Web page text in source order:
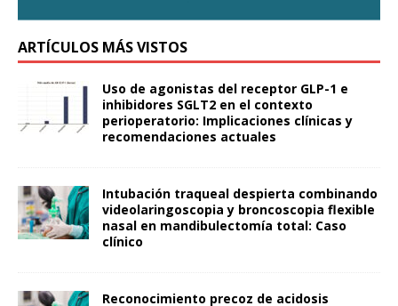
ARTÍCULOS MÁS VISTOS
Uso de agonistas del receptor GLP-1 e
inhibidores SGLT2 en el contexto
perioperatorio: Implicaciones clínicas y
recomendaciones actuales
Intubación traqueal despierta combinando
videolaringoscopia y broncoscopia flexible
nasal en mandibulectomía total: Caso
clínico
Reconocimiento precoz de acidosis